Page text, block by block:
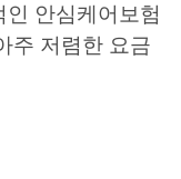
안심케어보험
주 저렴한 요금